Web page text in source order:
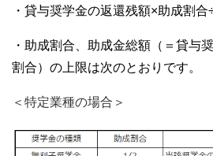
・貸与奨学金の返還残額×助成割合
・助成割合、助成金総額（＝貸与
割合）の上限は次のとおりです。
＜特定業種の場合＞